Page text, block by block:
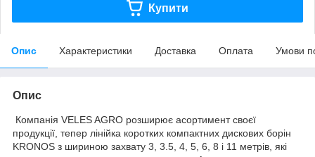
Купити
Опис Характеристики Доставка Оплата Умови
Опис
Компанія VELES AGRO розширює асортимент своєї
продукції, тепер лінійка коротких компактних дискових борін
KRONOS з шириною захвату 3, 3.5, 4, 5, 6, 8 і 11 метрів, які